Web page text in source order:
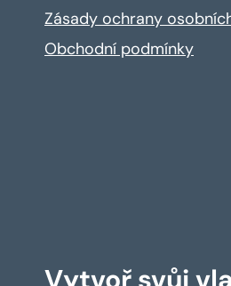
Zásady ochrany
Obchodní podmínky